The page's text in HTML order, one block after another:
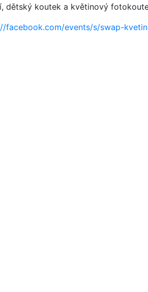
dětský koutek a květinový
facebook.com/events/s/swap-